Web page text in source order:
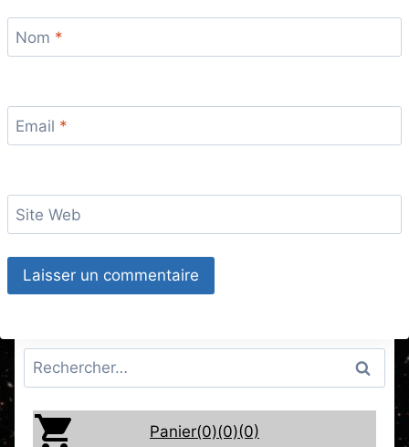
Nom *
Email *
Site Web
Rechercher :
Panier(0)(0)(0)